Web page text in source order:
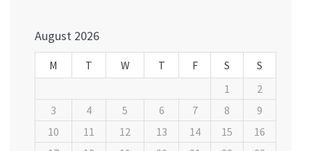
August 2026
M T W T F S
S
1
2
3
4 5 6 7 8
9
10
11 12 13 14 15
16